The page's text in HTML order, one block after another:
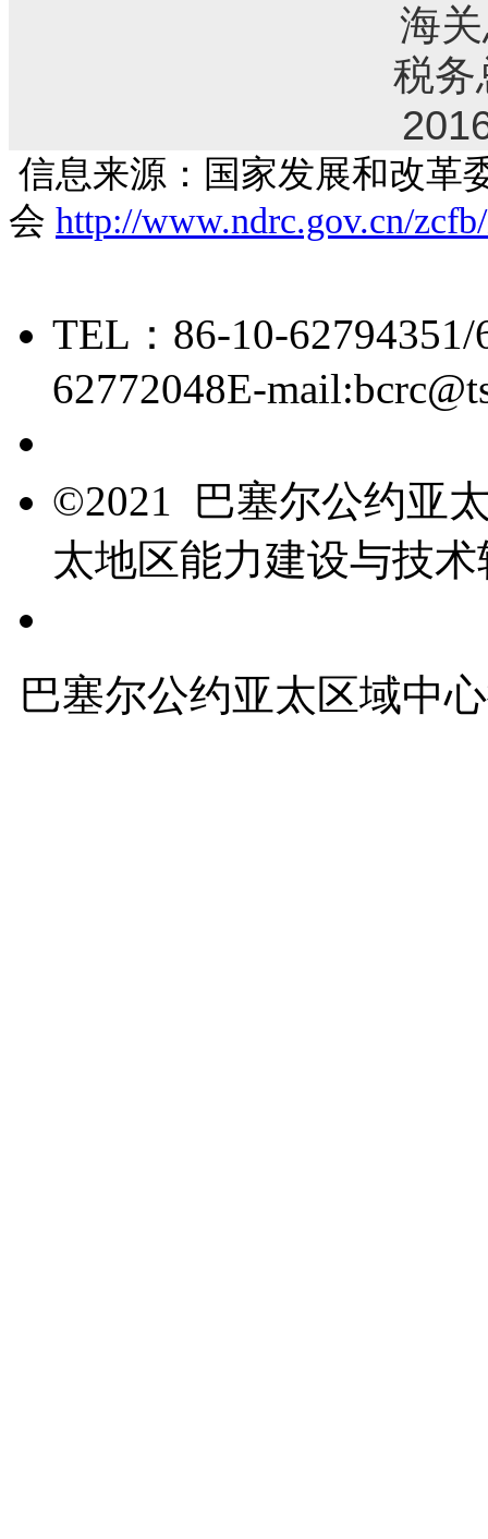
海
税务
信息来源：国家发展和改革
会 http://www.ndrc.gov.cn/
TEL：86-10-62794351/
62772048E-
©2021 巴塞尔公约亚
太地区能力建设与技
巴塞尔公约亚太区域中